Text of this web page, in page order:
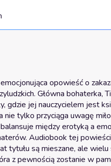
opowieść o
Główna
jej nauczycielem jest
tylko przyciąga uwagę
między erotyką a
Audiobook tej
tytułu są mieszane, ale wielu
z pewnością zostanie w